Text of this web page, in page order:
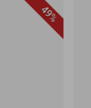
49%